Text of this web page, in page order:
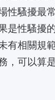
性騷擾最
是性騷擾
有相關規
，可以算